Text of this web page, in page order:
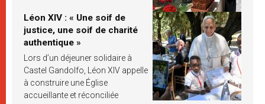
Léon XIV : « Une soif de
justice, une soif de charité
authentique »
Lors d’un déjeuner solidaire à
Castel Gandolfo, Léon XIV appelle
à construire une Église
accueillante et réconciliée